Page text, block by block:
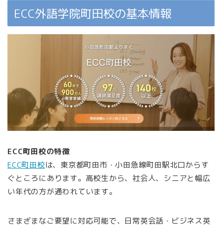
ECC外語学院町田校の基本情報
ECC町田校の特徴
ECC町田校は、東京都町田市・小田急線町田駅北口からす
ぐところにあります。高校生から、社会人、シニアと幅広
い年代の方が通われています。
さまざまなご要望に対応可能で、日常英会話・ビジネス英